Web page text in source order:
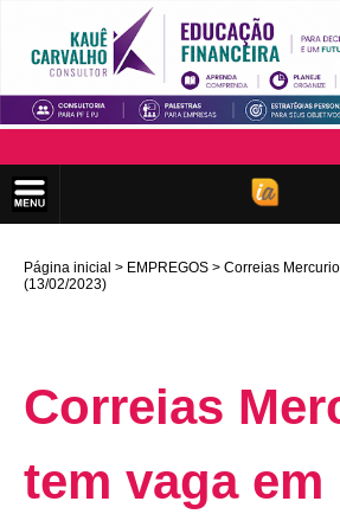
Página inicial EMPREGOS
Correias
(13/02/2023)
Correias
tem vaga em